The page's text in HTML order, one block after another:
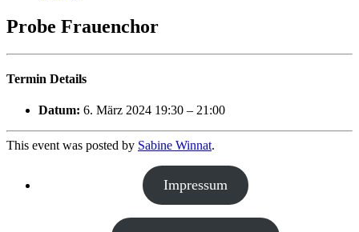
Probe Frauenchor
Termin Details
Datum: 6. März 2024 19:30 – 21:00
This event was posted by Sabine Winnat.
Impressum